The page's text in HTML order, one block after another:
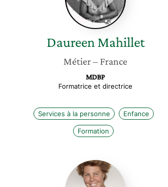
Daureen Mahillet
Métier– France
MDBP
Formatrice et directrice
Services à la personne Enfance
Formation
Chrystèle
Gimaret